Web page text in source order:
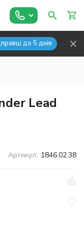
до 5 днів
Lead
Артикул: 1846.02.38